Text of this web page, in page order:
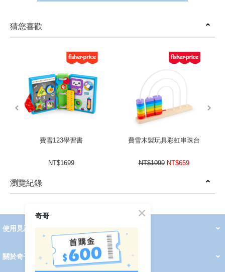
猜您喜歡
費雪123學習書
NT$1699
費雪木製玩具彩虹串珠台
NT$1099 NT$659
prev
瀏覽紀錄
prev
next
使用見證 線上DM
2026 PADDINGTON 春夏服飾
2026 Peter Rabbit 春夏服飾
2026 CHIC BASICS春夏服飾
2026 Chic“a”Bon 派對禮服系列
2026 Chic“a”Bon 春夏服飾
媽咪購物指南
關於奇哥
會員中心
奇哥